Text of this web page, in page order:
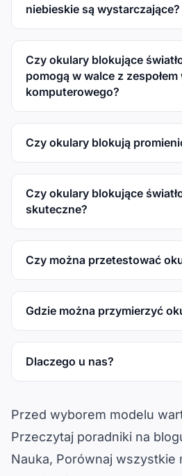
niebieskie są wystarczające?
Czy okulary blokujące
pomogą w walce z
komputerowego?
Czy okulary blokują
Czy okulary blokujące
skuteczne?
Czy można przetestować
Gdzie można przymierzyć
Dlaczego u nas?
Przed wyborem modelu
Przeczytaj poradniki na
Nauka, Porównaj wszystkie